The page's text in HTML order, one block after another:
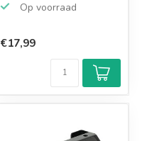
Op voorraad
€17,99